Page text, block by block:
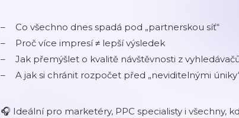
Co všechno dnes spadá pod „partnerskou síť“
Proč více impresí ≠ lepší výsledek
Jak přemýšlet o kvalitě návštěvnosti z
A jak si chránit rozpočet před „neviditelnými
🎧 Ideální pro marketéry, PPC specialisty i všechny,